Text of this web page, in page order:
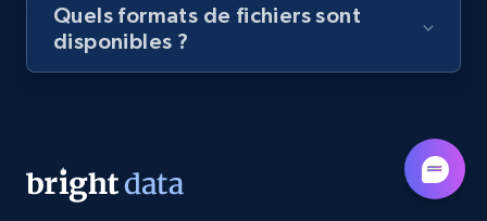
seller URL
URL, Title, Rating, Reviews, Initial price, Final
price, Currency, Stock, and more.
Quels formats de fichiers sont
disponibles ?